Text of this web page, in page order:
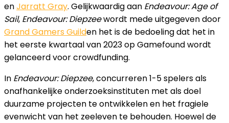
enJarratt Gray. Gelijkwaardig aan Endeavour: Age of
Sail, Endeavour: Diepzeewordt mede uitgegeven door
Grand Gamers Guilden het is de bedoeling dat het in
het eerste kwartaal van 2023 op Gamefound wordt
gelanceerd voor crowdfunding.
In Endeavour: Diepzee, concurreren 1-5 spelers als
onafhankelijke onderzoeksinstituten met als doel
duurzame projecten te ontwikkelen en het fragiele
evenwicht van het zeeleven te behouden. Hoewel de